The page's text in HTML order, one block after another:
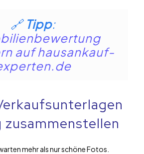
🔗 Tipp:
auf hausankauf-
mehr als nur schöne Fotos.